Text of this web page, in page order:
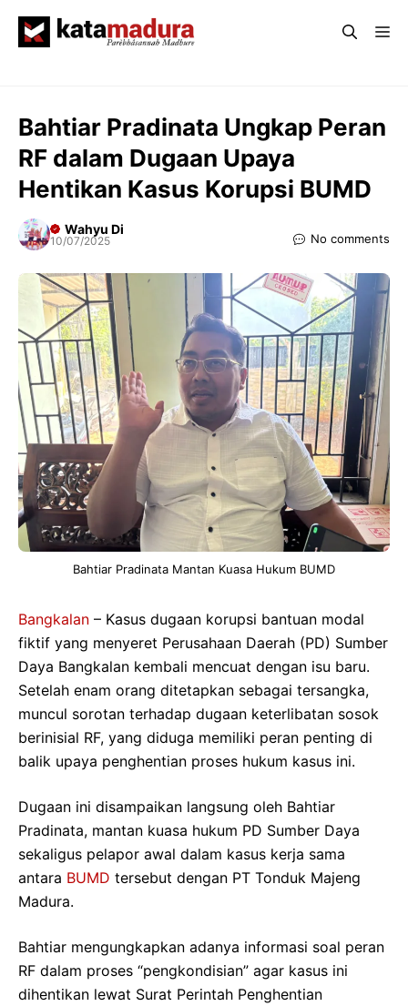
Bahtiar Pradinata Ungkap Peran
RF dalam Dugaan Upaya
Hentikan Kasus Korupsi BUMD
Wahyu Di
10/07/2025 No comments
Bahtiar Pradinata Mantan Kuasa Hukum BUMD
Bangkalan – Kasus dugaan korupsi bantuan modal
fiktif yang menyeret Perusahaan Daerah (PD) Sumber
Daya Bangkalan kembali mencuat dengan isu baru.
Setelah enam orang ditetapkan sebagai tersangka,
muncul sorotan terhadap dugaan keterlibatan sosok
berinisial RF, yang diduga memiliki peran penting di
balik upaya penghentian proses hukum kasus ini.
Dugaan ini disampaikan langsung oleh Bahtiar
Pradinata, mantan kuasa hukum PD Sumber Daya
sekaligus pelapor awal dalam kasus kerja sama
antara BUMD tersebut dengan PT Tonduk Majeng
Madura.
Bahtiar mengungkapkan adanya informasi soal peran
RF dalam proses “pengkondisian” agar kasus ini
dihentikan lewat Surat Perintah Penghentian